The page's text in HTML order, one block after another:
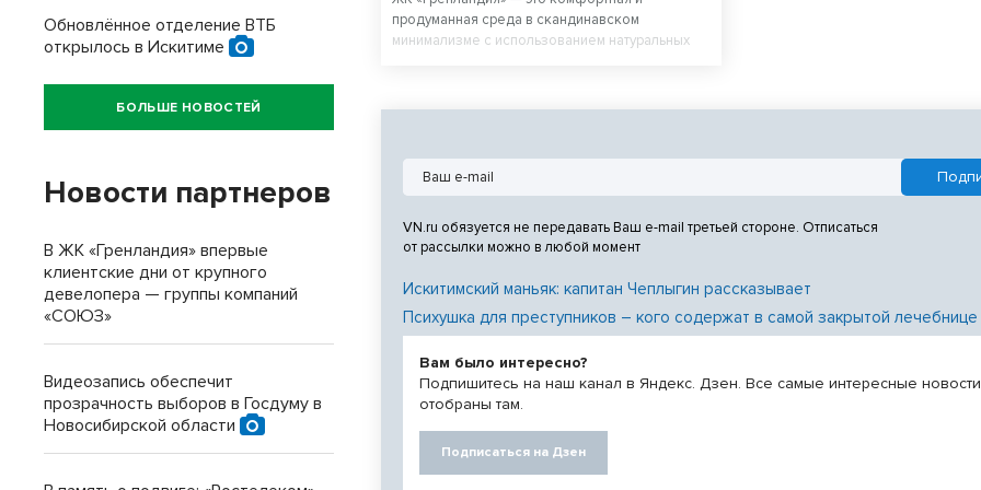
продуманная среда в скандинавском
минимализме с использованием натуральных
VN.ru обязуется не передавать Ваш e-mail третьей стороне. Отписаться
от рассылки можно в любой момент
Искитимский маньяк: капитан Чеплыгин рассказывает
Психушка для преступников – кого содержат в самой закрытой
Вам было интересно?
Подпишитесь на наш канал в Яндекс. Дзен. Все самые интересные новости
отобраны там.
Подписаться на Дзен
Обновлённое отделение ВТБ
открылось в Искитиме
БОЛЬШЕ НОВОСТЕЙ
Новости партнеров
В ЖК «Гренландия» впервые
клиентские дни от крупного
девелопера — группы компаний
«СОЮЗ»
Видеозапись обеспечит
прозрачность выборов в Госдуму в
Новосибирской области